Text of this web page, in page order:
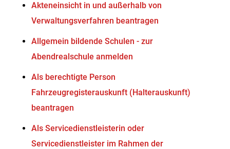
Akteneinsicht in und außerhalb von
Verwaltungsverfahren beantragen
Allgemein bildende Schulen - zur
Abendrealschule anmelden
Als berechtigte Person
Fahrzeugregisterauskunft (Halterauskunft)
beantragen
Als Servicedienstleisterin oder
Servicedienstleister im Rahmen der